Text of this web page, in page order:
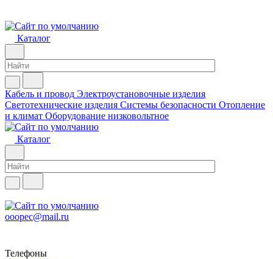
Каталог
Кабель и провод Электроустановочные изделия
Светотехнические изделия Системы безопасности Отопление
и климат Оборудование низковольтное
Каталог
ooopec@mail.ru
Телефоны